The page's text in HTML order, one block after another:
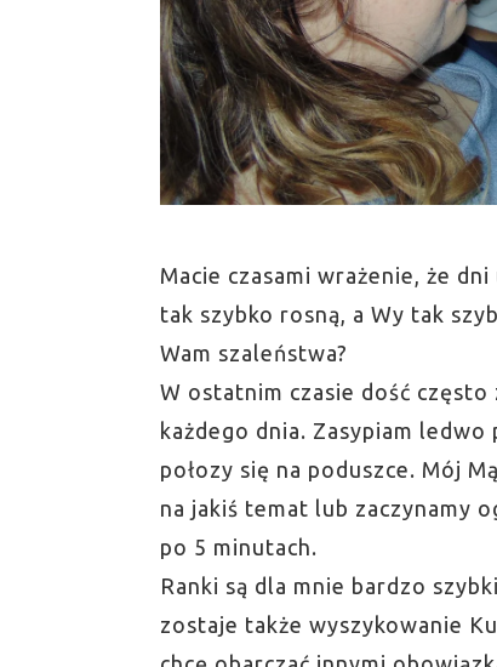
Macie czasami wrażenie, że
tak szybko rosną, a Wy tak
Wam szaleństwa?
W ostatnim czasie dość często
każdego dnia. Zasypiam
połozy się na poduszce. Mój
na jakiś temat lub zaczynamy
po 5 minutach.
Ranki są dla mnie bardzo
zostaje także wyszykowanie